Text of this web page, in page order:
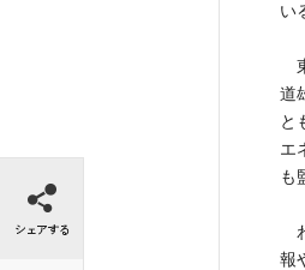
い
道
と
エ
も
報